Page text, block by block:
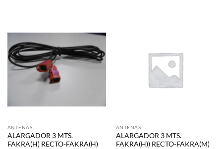
ANTENAS
ALARGADOR 3 MTS.
FAKRA(H) RECTO-FAKRA(H)
ANTENAS
ALARGADOR 3 MTS.
FAKRA(H)) RECTO-FAKRA(M)